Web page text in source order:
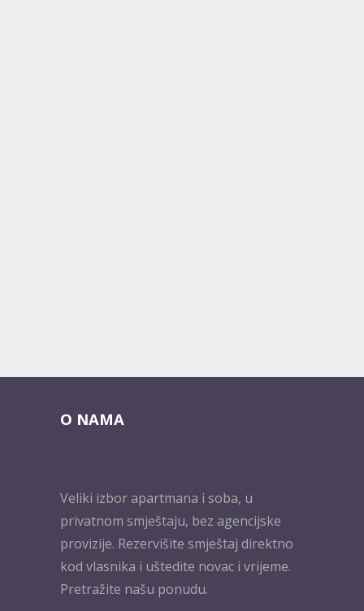
O NAMA
Veliki izbor apartmana i soba, u
privatnom smještaju, bez agencijske
provizije. Rezervišite smještaj direktno
kod vlasnika i uštedite novac i vrijeme.
Pretražite našu ponudu.